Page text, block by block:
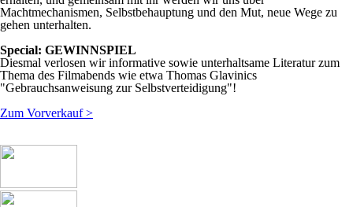
Machtmechanismen, Selbstbehauptung und den Mut, neue Wege zu
gehen unterhalten.
Special: GEWINNSPIEL
Diesmal verlosen wir informative sowie unterhaltsame Literatur zum
Thema des Filmabends wie etwa Thomas Glavinics
"Gebrauchsanweisung zur Selbstverteidigung"!
Zum Vorverkauf >